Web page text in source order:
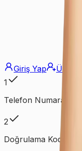
Giriş Yap
Üye Ol
1
Telefon Numarası
2
Doğrulama Kodu